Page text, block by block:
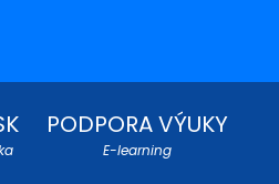
PODPORA VÝUKY
E-learning